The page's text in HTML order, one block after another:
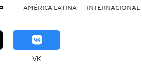
AMÉRICA LATINA INTERNACIONAL
VK